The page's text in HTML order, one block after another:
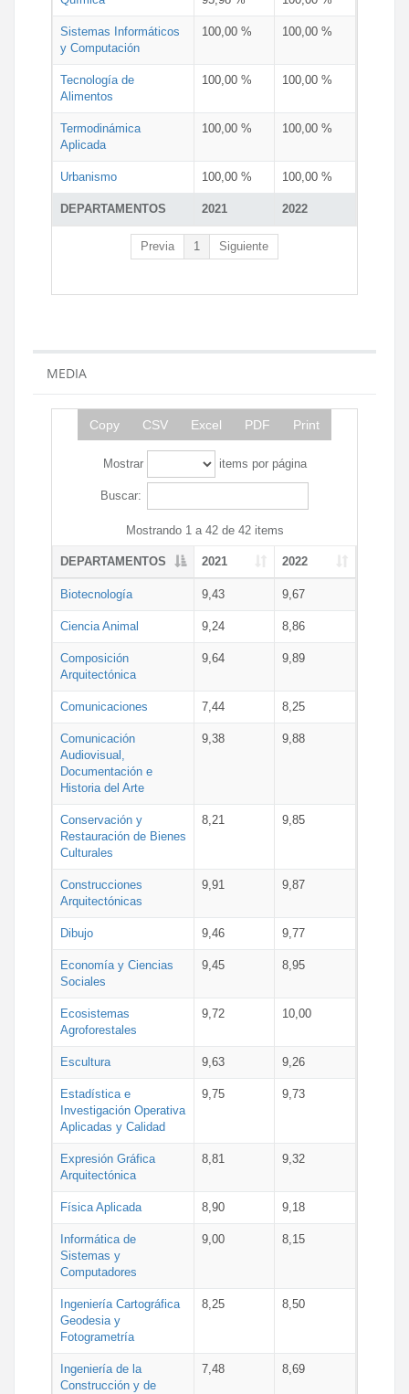
DEPARTAMENTOS 2021 2022
Sistemas Informáticos
y Computación
100,00 % 100,00 %
Tecnología de
Alimentos
100,00 % 100,00 %
Termodinámica
Aplicada
100,00 % 100,00 %
Urbanismo 100,00 % 100,00 %
Previa 1 Siguiente
MEDIA
Copy CSV Excel PDF Print
Mostrar items por página
Buscar:
Mostrando 1 a 42 de 42 items
DEPARTAMENTOS 2021 2022
Biotecnología 9,43 9,67
Ciencia Animal 9,24 8,86
Composición
Arquitectónica
9,64 9,89
Comunicaciones 7,44 8,25
Comunicación
Audiovisual,
Documentación e
Historia del Arte
9,38 9,88
Conservación y
Restauración de Bienes
Culturales
8,21 9,85
Construcciones
Arquitectónicas
9,91 9,87
Dibujo 9,46 9,77
Economía y Ciencias
Sociales
9,45 8,95
Ecosistemas
Agroforestales
9,72 10,00
Escultura 9,63 9,26
Estadística e
Investigación Operativa
Aplicadas y Calidad
9,75 9,73
Expresión Gráfica
Arquitectónica
8,81 9,32
Física Aplicada 8,90 9,18
Informática de
Sistemas y
Computadores
9,00 8,15
Ingeniería Cartográfica
Geodesia y
Fotogrametría
8,25 8,50
Ingeniería de la
Construcción y de
7,48 8,69